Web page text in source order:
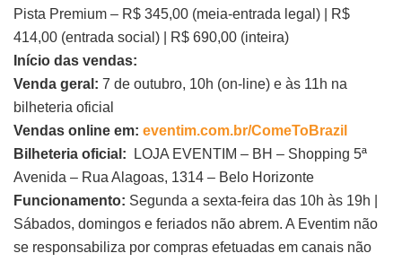
Pista Premium – R$ 345,00 (meia-entrada legal) | R$
414,00 (entrada social) | R$ 690,00 (inteira)
Início das vendas:
Venda geral: 7 de outubro, 10h (on-line) e às 11h na
bilheteria oficial
Vendas online em: eventim.com.br/ComeToBrazil
Bilheteria oficial: LOJA EVENTIM – BH – Shopping 5ª
Avenida – Rua Alagoas, 1314 – Belo Horizonte
Funcionamento: Segunda a sexta-feira das 10h às 19h |
Sábados, domingos e feriados não abrem. A Eventim não
se responsabiliza por compras efetuadas em canais não